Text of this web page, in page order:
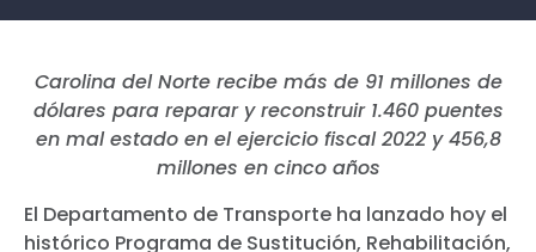
Carolina del Norte recibe más de 91 millones de
dólares para reparar y reconstruir 1.460 puentes
en mal estado en el ejercicio fiscal 2022 y 456,8
millones en cinco años
El Departamento de Transporte ha lanzado hoy el
histórico Programa de Sustitución, Rehabilitación,